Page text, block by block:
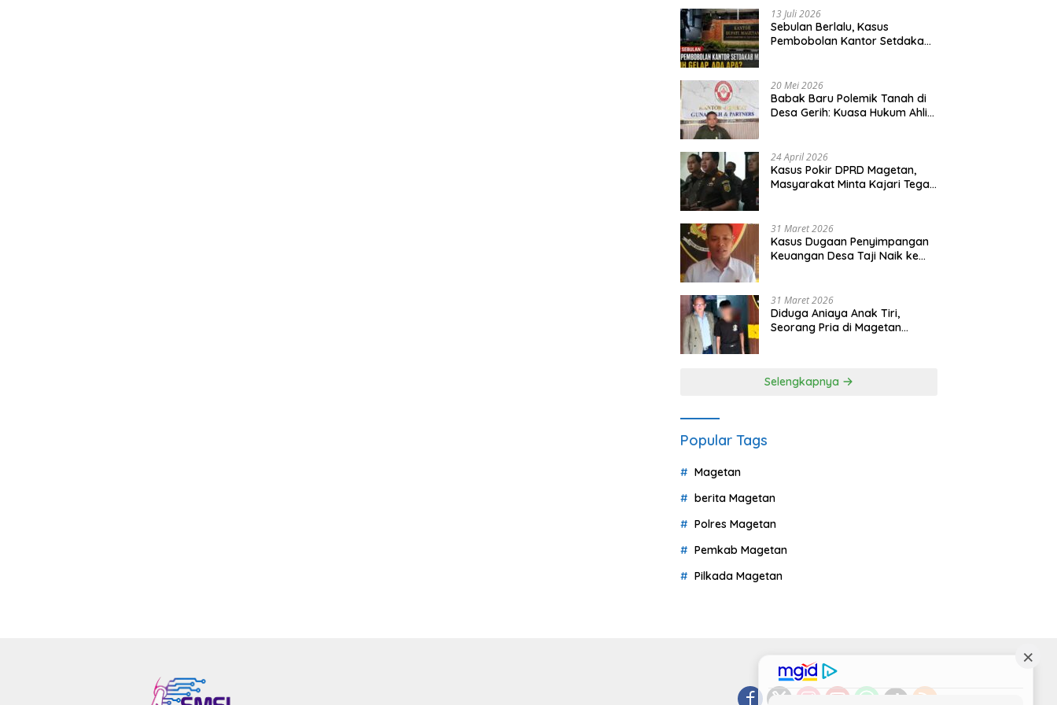
13 Juli 2026
Sebulan Berlalu, Kasus
Pembobolan Kantor Setdakab
20 Mei 2026
Babak Baru Polemik Tanah di
Desa Gerih: Kuasa Hukum Ahli
24 April 2026
Kasus Pokir DPRD Magetan,
Masyarakat Minta Kajari Tegak
31 Maret 2026
Kasus Dugaan Penyimpangan
Keuangan Desa Taji Naik ke
31 Maret 2026
Diduga Aniaya Anak Tiri,
Seorang Pria di Magetan
Selengkapnya
Popular Tags
Magetan
berita Magetan
Polres Magetan
Pemkab Magetan
Pilkada Magetan